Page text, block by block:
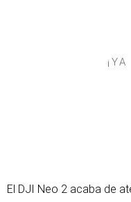
El DJI Neo 2 acaba de